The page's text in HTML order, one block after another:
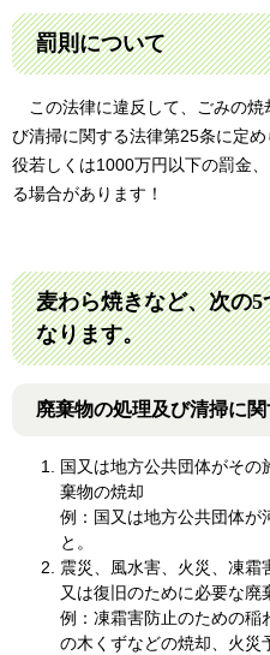
罰則について
この法律に違反して、ごみの焼
び清掃に関する法律第25条に定
役若しくは1000万円以下の罰金
る場合があります！
麦わら焼きなど、次の
なります。
廃棄物の処理及び清掃に
国又は地方公共団体がその
棄物の焼却
例：国又は地方公共団体が
と。
震災、風水害、火災、凍霜
又は復旧のために必要な廃
例：凍霜害防止のための稲
の木くずなどの焼却、火災